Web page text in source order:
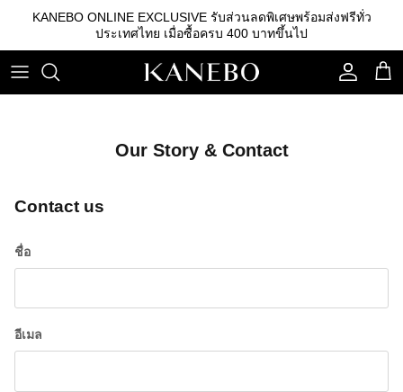
ที่
เนื้อหา
KANEBO ONLINE EXCLUSIVE รับส่วนลดพิเศษพร้อมส่งฟรีทั่ว
ประเทศไทย เมื่อซื้อครบ 400 บาทขึ้นไป
คลีนซิ่ง
อิมัลชั่น
เซรั่ม
กันแดด
รองพื้น
คิ้ว
บลัชออน
อุปกรณ์อื่นๆ
Our Story & Contact
Contact us
ชื่อ
อีเมล